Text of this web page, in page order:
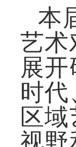
本
艺术
展
时
区